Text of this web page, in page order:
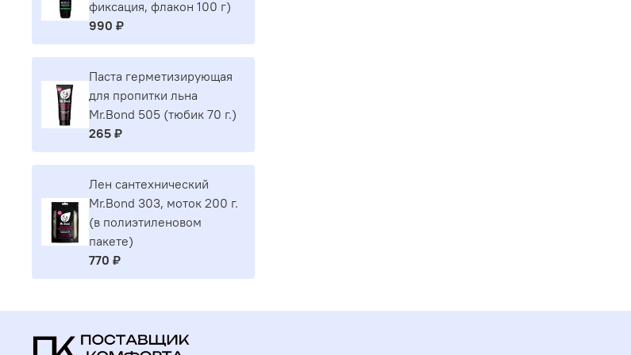
фиксация, флакон 100 г)
990 ₽
Паста герметизирующая
для пропитки льна
Mr.Bond 505 (тюбик 70 г.)
265 ₽
Лен сантехнический
Mr.Bond 303, моток 200 г.
(в полиэтиленовом
пакете)
770 ₽